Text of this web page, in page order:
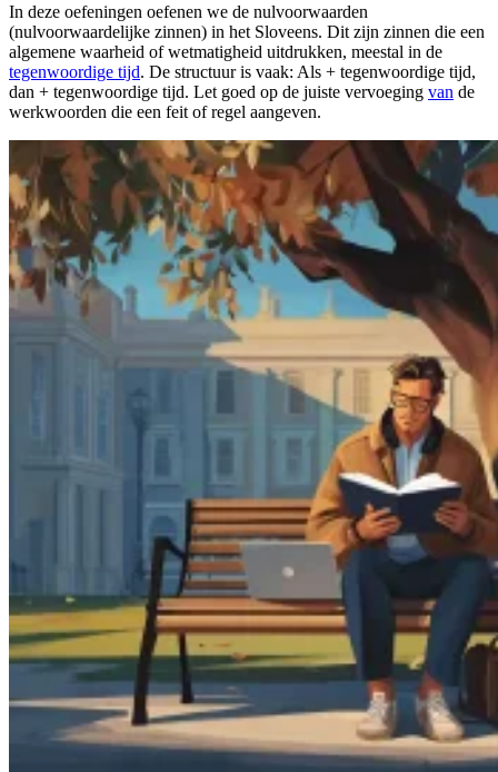
In deze oefeningen oefenen we de nulvoorwaarden
(nulvoorwaardelijke zinnen) in het Sloveens. Dit zijn zinnen die een
algemene waarheid of wetmatigheid uitdrukken, meestal in de
tegenwoordige tijd. De structuur is vaak: Als + tegenwoordige tijd,
dan + tegenwoordige tijd. Let goed op de juiste vervoeging van de
werkwoorden die een feit of regel aangeven.